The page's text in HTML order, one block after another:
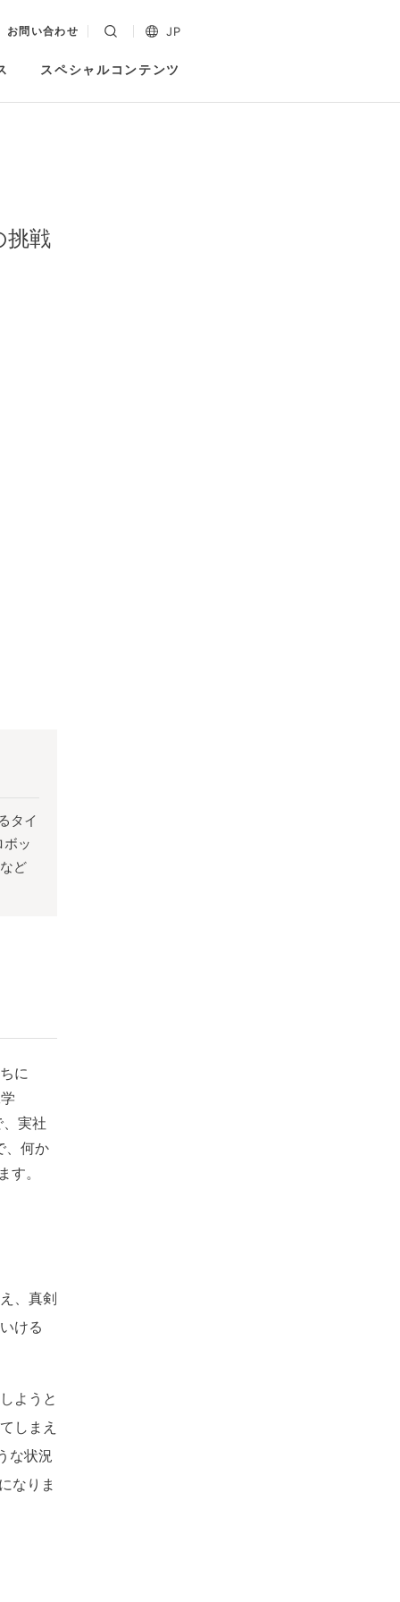
お問い合わせ JP
スペシャルコンテンツ
挑戦
タイ
ッ
ど
に
実社
、何か
。
、真剣
ける
ようと
しまえ
な状況
なりま